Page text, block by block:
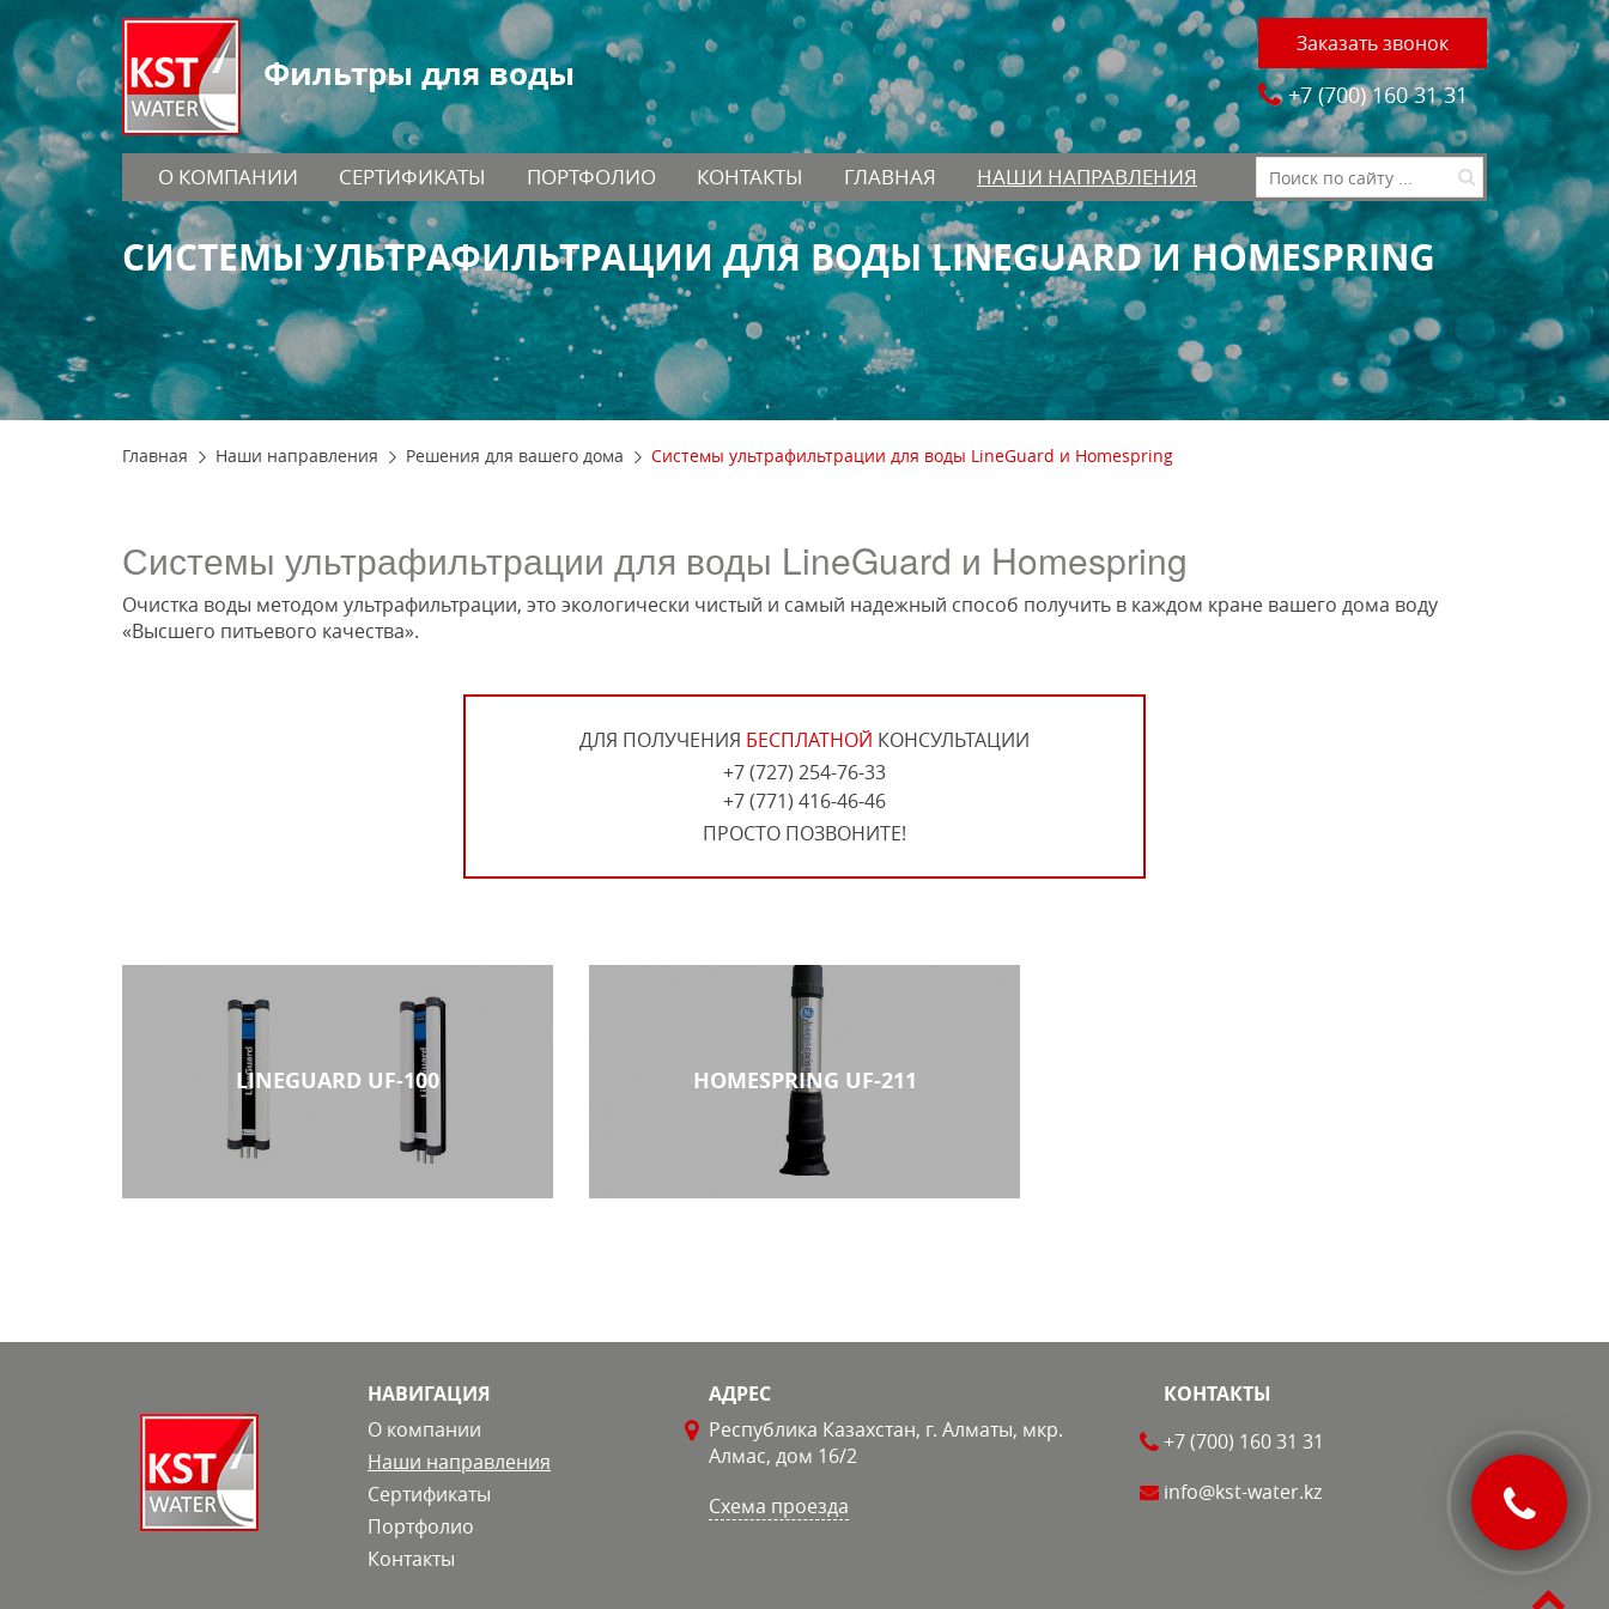
Фильтры для воды
Заказать звонок
+7 (700)160 31 31
О КОМПАНИИ СЕРТИФИКАТЫ ПОРТФОЛИО КОНТАКТЫ ГЛАВНАЯ НАШИ НАПРАВЛЕНИЯ
СИСТЕМЫ УЛЬТРАФИЛЬТРАЦИИ ДЛЯ ВОДЫ LINEGUARD И HOMESPRING
Главная Наши направления Решения для вашего дома Системы ультрафильтрации для воды LineGuard и Homespring
Системы ультрафильтрации для воды LineGuard и Homespring
Очистка воды методом ультрафильтрации, это экологически чистый и самый надежный способ получить в каждом кране вашего дома воду
«Высшего питьевого качества».
ДЛЯ ПОЛУЧЕНИЯ БЕСПЛАТНОЙ КОНСУЛЬТАЦИИ
+7 (727) 254-76-33
+7 (771) 416-46-46
ПРОСТО ПОЗВОНИТЕ!
LINEGUARD UF-100
Автоматический мембранный
фильтр для воды
HOMESPRING UF-211
Автоматический мембранный
фильтр для воды
НАВИГАЦИЯ
О компании
Наши направления
Сертификаты
Портфолио
Контакты
АДРЕС
Республика Казахстан, г. Алматы, мкр.
Алмас, дом 16/2
Схема проезда
КОНТАКТЫ
+7 (700) 160 31 31
info@kst-water.kz